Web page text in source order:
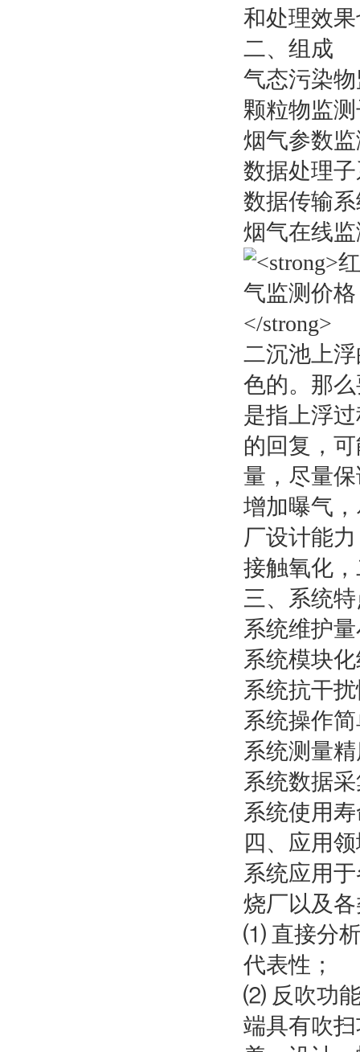
和处理效
二、组成
气态污染物
颗粒物监
烟气参数
数据处理
数据传输
烟气在线
二沉池上
色的。那
是指上浮
的回复，
量，尽量
增加曝气
厂设计能
接触氧化
三、系统
系统维护
系统模块
系统抗干
系统操作
系统测量
系统数据
系统使用
四、应用
系统应用
烧厂以及
⑴ 直接分
代表性；
⑵ 反吹功能
端具有吹